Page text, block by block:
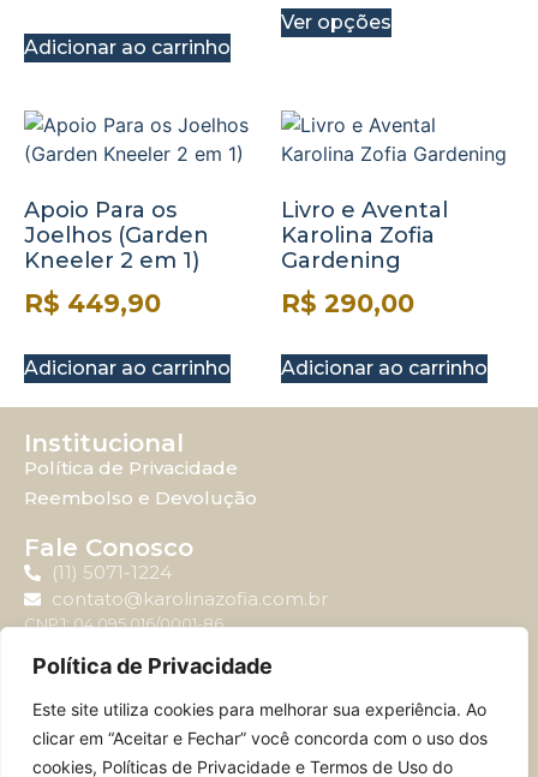
Política de Privacidade
Este site utiliza cookies para melhorar sua experiência. Ao
clicar em “Aceitar e Fechar” você concorda com o uso dos
cookies, Políticas de Privacidade e Termos de Uso do
Adicionar ao carrinho
Ver opções
Apoio Para os
Joelhos (Garden
Kneeler 2 em 1)
R$ 449,90
Adicionar ao carrinho
Livro e Avental
Karolina Zofia
Gardening
R$ 290,00
Adicionar ao carrinho
Institucional
Política de Privacidade
Reembolso e Devolução
Fale Conosco
(11) 5071-1224
contato@karolinazofia.com.br
CNPJ: 04.095.016/0001-86
Horário de atendimento: Segunda-feira à sexta-feira
das 09:00 até 17:00.